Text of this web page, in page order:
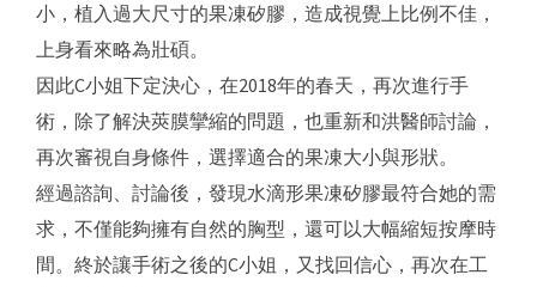
小，植入過大尺寸的果凍矽膠，造成視覺上比例不佳，
上身看來略為壯碩。
因此C小姐下定決心，在2018年的春天，再次進行手
術，除了解決莢膜攣縮的問題，也重新和洪醫師討論，
再次審視自身條件，選擇適合的果凍大小與形狀。
經過諮詢、討論後，發現水滴形果凍矽膠最符合她的需
求，不僅能夠擁有自然的胸型，還可以大幅縮短按摩時
間。終於讓手術之後的C小姐，又找回信心，再次在工